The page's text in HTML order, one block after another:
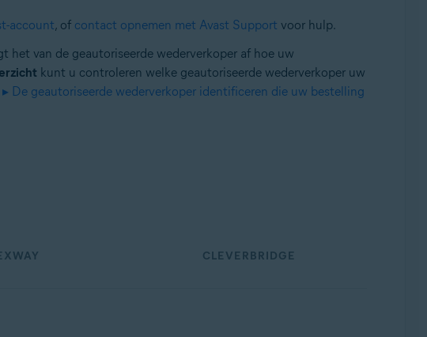
account, of contact opnemen met Avast Support voor hulp.
het van de geautoriseerde wederverkoper af hoe uw
kunt u controleren welke geautoriseerde wederverkoper uw
De geautoriseerde wederverkoper identificeren die uw bestelling
CLEVERBRIDGE